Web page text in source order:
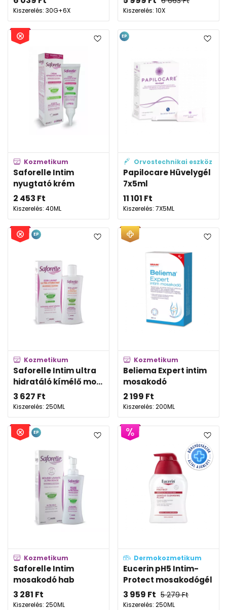
Kiszerelés: 30G+6X Kiszerelés: 10X
Kozmetikum
Saforelle Intim
nyugtató krém
2 453 Ft
Kiszerelés: 40ML
Orvostechnikai eszköz
Papilocare Hüvelygél
7x5ml
11 101 Ft
Kiszerelés: 7X5ML
EP
Kozmetikum
Saforelle Intim ultra
hidratáló kímélő mo...
3 627 Ft
Kiszerelés: 250ML
EP
Kozmetikum
Beliema Expert intim
mosakodó
2 199 Ft
Kiszerelés: 200ML
Kozmetikum
Saforelle Intim
mosakodó hab
3 281 Ft
Kiszerelés: 250ML
EP
Dermokozmetikum
Eucerin pH5 Intim-
Protect mosakodógél
3 959 Ft 5 279Ft
Kiszerelés: 250ML